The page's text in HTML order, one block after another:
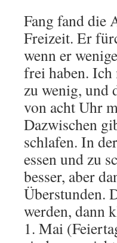
Fang fand die
Freizeit. Er
wenn er
frei haben. Ich
zu wenig, und
von acht Uhr
Dazwischen
schlafen. In
essen und zu
besser, aber
Überstunden.
werden, dann
1. Mai